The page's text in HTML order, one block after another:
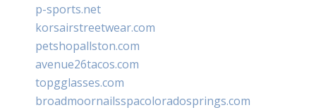
p-sports.net
korsairstreetwear.com
petshopallston.com
avenue26tacos.com
topgglasses.com
broadmoornailsspacoloradosprings.com